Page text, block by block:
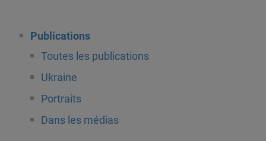
Publications
Toutes les publications
Ukraine
Portraits
Dans les médias